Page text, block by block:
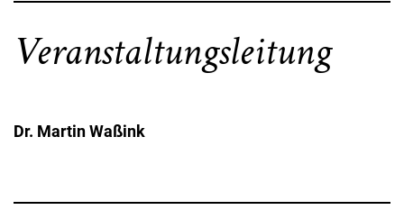
Veranstaltungsleitung
Dr. Martin Waßink